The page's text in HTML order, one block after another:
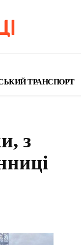
ТРАНСПОРТ
з